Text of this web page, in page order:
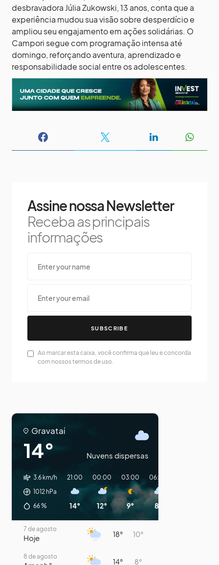
desbravadora Júlia Zukowski, 13 anos, conta que a
experiência mudou sua visão sobre desperdício e
ampliou seu engajamento em ações solidárias. O
Campori segue com programação intensa até
domingo, reforçando aventura, aprendizado e
responsabilidade social entre os adolescentes.
Assine nossa Newsletter
Receba as principais
informações
SUBSCRIBE
Ao marcar esta caixa, você confirma que leu e concorda
com nossos termos de uso.
Gravataí
14° Nuvens dispersas
3.6 km/h
1012 hPa
66%
21:00
14°
00:00
12°
03:00
9°
06:00
8°
7 de agosto
Hoje 18° 10°
8 de agosto
14° 8°